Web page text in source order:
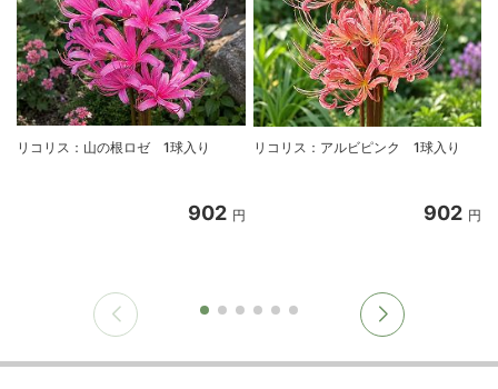
リコリス：山の根ロゼ 1球入り
902 円
リコリス：アルビピンク 1球入り
902 円